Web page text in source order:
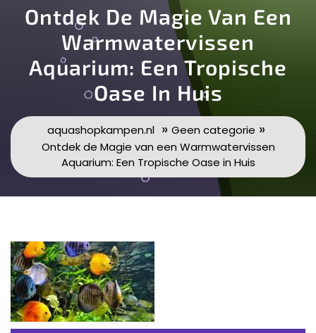
Ontdek De Magie Van Een
Warmwatervissen
Aquarium: Een Tropische
Oase In Huis
aquashopkampen.nl » Geen categorie »
Ontdek de Magie van een Warmwatervissen
Aquarium: Een Tropische Oase in Huis